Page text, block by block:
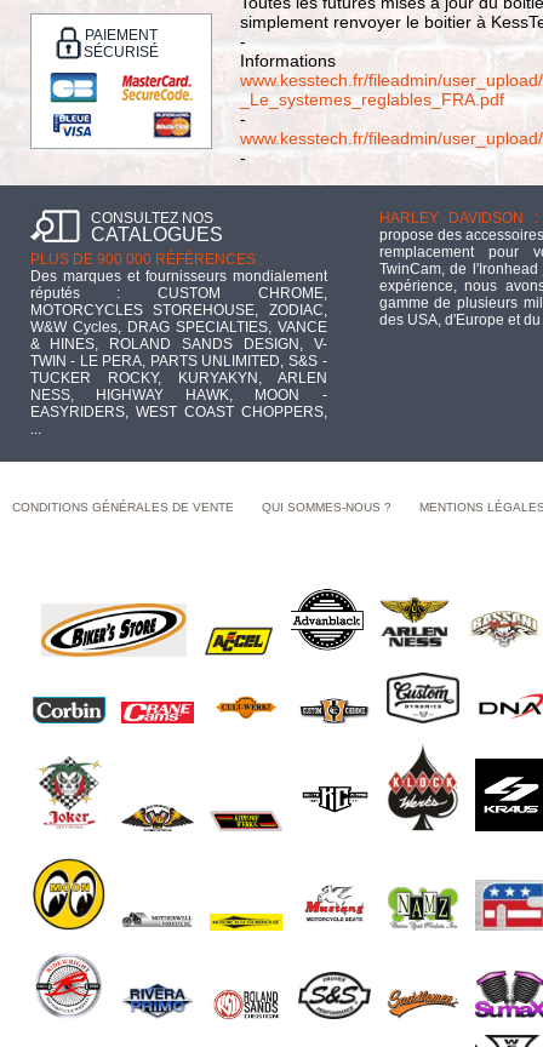
PAIEMENT
SÉCURISÉ
simplement renvoyer le boitier à
-
Informations
www.kesstech.fr/fileadmin/
_Le_systemes_reglables_FRA.pdf
-
www.kesstech.fr/fileadmin/
-
CONSULTEZ NOS
CATALOGUES
PLUS DE 900 000 RÉFÉRENCES :
Des marques et fournisseurs mondialement
réputés : CUSTOM CHROME,
MOTORCYCLES STOREHOUSE, ZODIAC,
W&W Cycles, DRAG SPECIALTIES, VANCE
& HINES, ROLAND SANDS DESIGN, V-
TWIN - LE PERA, PARTS UNLIMITED, S&S -
TUCKER ROCKY, KURYAKYN, ARLEN
NESS, HIGHWAY HAWK, MOON -
EASYRIDERS, WEST COAST CHOPPERS,
...
HARLEY DAVIDSON :
propose des
remplacement pour
TwinCam, de
expérience, nous
gamme de plusieurs
des USA, d'Europe et
CONDITIONS GÉNÉRALES DE VENTE QUI SOMMES-NOUS ? MENTIONS